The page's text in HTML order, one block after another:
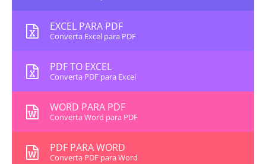
EXCEL PARA PDF
Converta Excel para PDF
PDF TO EXCEL
Converta PDF para Excel
WORD PARA PDF
Converta Word para PDF
PDF PARA WORD
Converta PDF para Word